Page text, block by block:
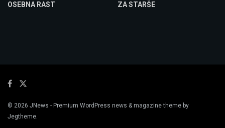
OSEBNA RAST
ZA STARŠE
© 2026 JNews - Premium WordPress news & magazine theme by
Jegtheme.